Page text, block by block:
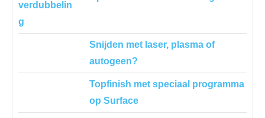
Snijden met laser, plasma of
autogeen?
Topfinish met speciaal programma
op Surface